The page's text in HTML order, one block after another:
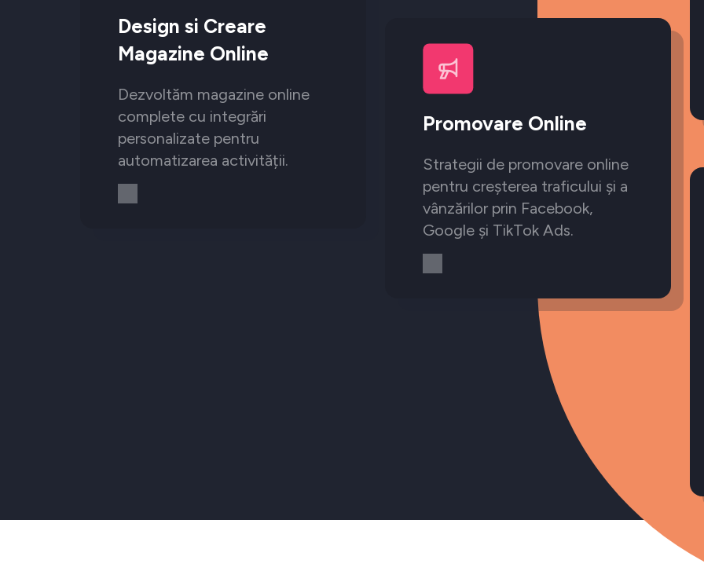
Design si Creare
Magazine Online
Dezvoltăm magazine online
complete cu integrări
personalizate pentru
automatizarea activității.
Promovare Online
Strategii de promovare online
pentru creșterea traficului și a
vânzărilor prin Facebook,
Google și TikTok Ads.